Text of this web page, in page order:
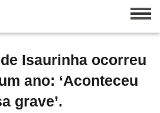
Isaurinha ocorreu
ano: ‘Aconteceu
grave’.